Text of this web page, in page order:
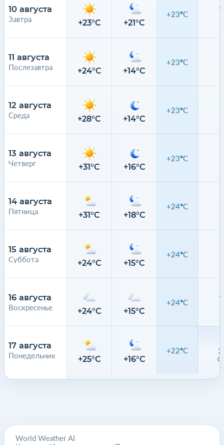
10 августа
Завтра
11 августа
Послезавтра
12 августа
Среда
13 августа
Четверг
14 августа
Пятница
15 августа
Суббота
16 августа
Воскресенье
17 августа
Понедельник
+23°C +21°C
+23°C
+24°C +14°C
+23°C
+28°C +14°C
+23°C
+31°C +16°C
+23°C
+31°C +18°C
+24°C
+24°C +15°C
+24°C
+24°C +15°C
+24°C
+25°C +16°C
+22°C
World Weather AI